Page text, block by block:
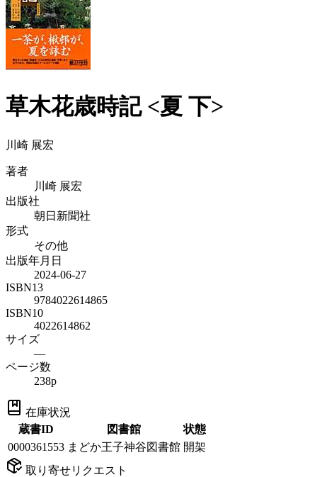
草木花歳時記 <夏 下>
川崎 展宏
著者
川崎 展宏
出版社
朝日新聞社
形式
その他
出版年月日
2024-06-27
ISBN13
9784022614865
ISBN10
4022614862
サイズ
—
ページ数
238p
在庫状況
蔵書ID
図書館
状態
0000361553 まどか王子神谷図書館 開架
取り寄せリクエスト